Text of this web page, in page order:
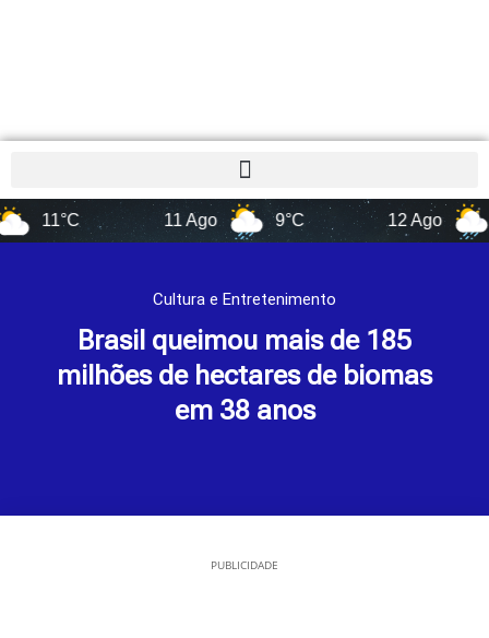
11 Ago 9°C 12 Ago 13°C
Cultura e Entretenimento
Brasil queimou mais de 185
milhões de hectares de biomas
em 38 anos
PUBLICIDADE